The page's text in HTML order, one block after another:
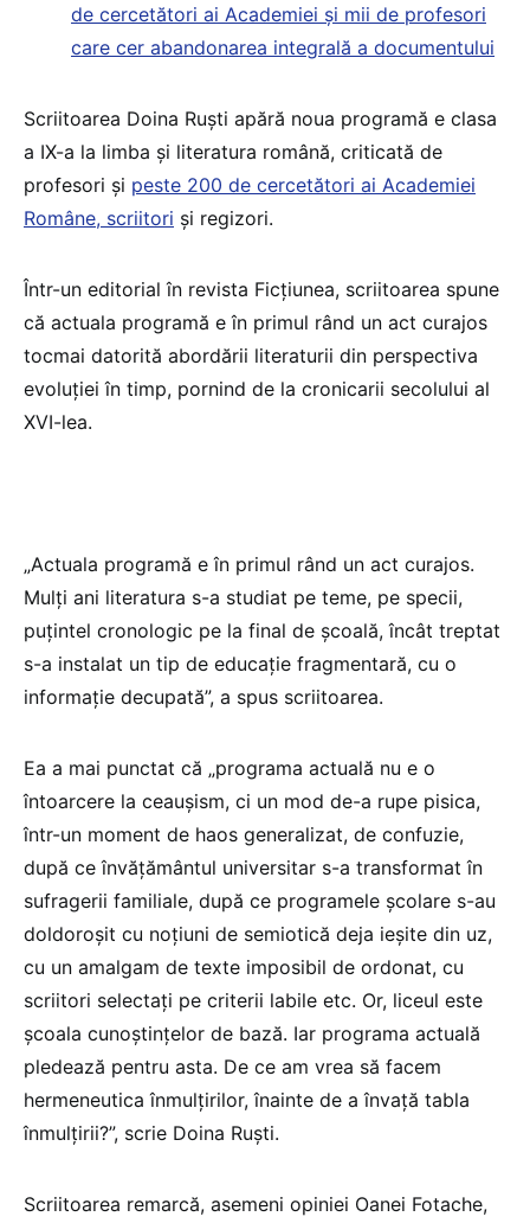
de cercetători ai Academiei și mii de profesori
care cer abandonarea integrală a documentului
Scriitoarea Doina Ruști apără noua programă e clasa
a IX-a la limba și literatura română, criticată de
profesori și peste 200 de cercetători ai Academiei
Române, scriitori și regizori.
Într-un editorial în revista Ficțiunea, scriitoarea spune
că actuala programă e în primul rând un act curajos
tocmai datorită abordării literaturii din perspectiva
evoluției în timp, pornind de la cronicarii secolului al
XVI-lea.
„Actuala programă e în primul rând un act curajos.
Mulți ani literatura s⁠-⁠a studiat pe teme, pe specii,
puțintel cronologic pe la final de școală, încât treptat
s⁠-⁠a instalat un tip de educație fragmentară, cu o
informație decupată”, a spus scriitoarea.
Ea a mai punctat că „programa actuală nu e o
întoarcere la ceaușism, ci un mod de⁠-⁠a rupe pisica,
într⁠-⁠un moment de haos generalizat, de confuzie,
după ce învățământul universitar s⁠-⁠a transformat în
sufragerii familiale, după ce programele școlare s⁠-⁠au
doldoroșit cu noțiuni de semiotică deja ieșite din uz,
cu un amalgam de texte imposibil de ordonat, cu
scriitori selectați pe criterii labile etc. Or, liceul este
școala cunoștințelor de bază. Iar programa actuală
pledează pentru asta. De ce am vrea să facem
hermeneutica înmulțirilor, înainte de a învață tabla
înmulțirii?”, scrie Doina Ruști.
Scriitoarea remarcă, asemeni opiniei Oanei Fotache,